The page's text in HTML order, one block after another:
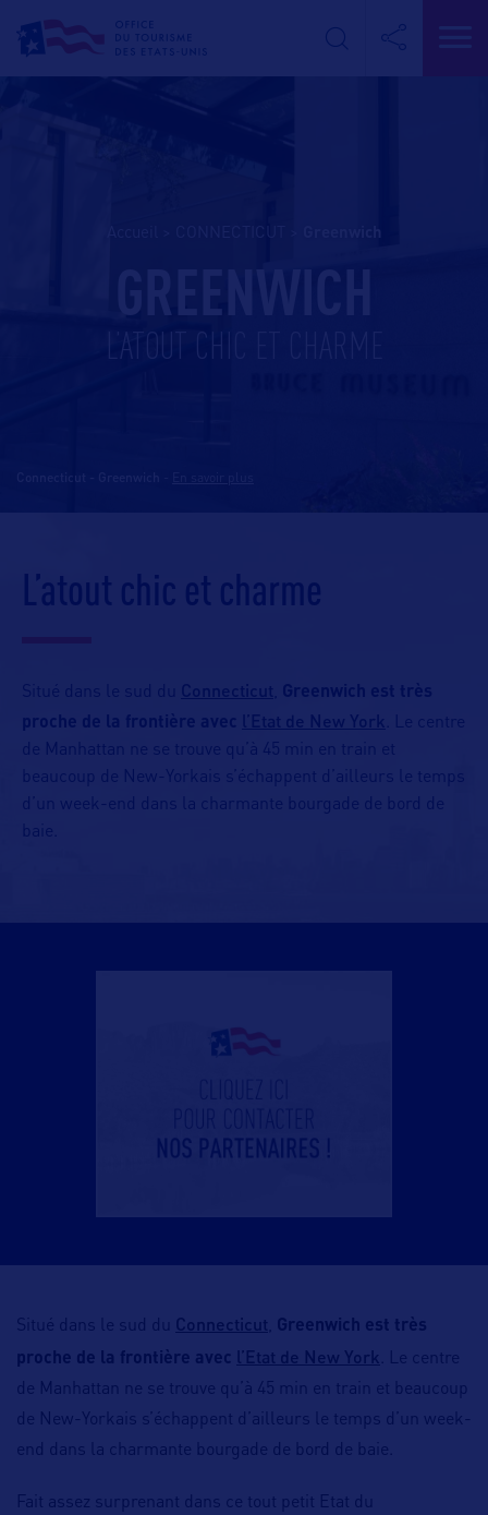
greenwich
GREENWICH
L’ATOUT CHIC ET CHARME
L’atout chic et charme
Greenwich est très
proche de la frontière avec
l’Etat de New York
. Le centre
de Manhattan ne se trouve qu’à 45 min en train et
beaucoup de New-Yorkais s’échappent d’ailleurs le temps
d’un week-end dans la charmante bourgade de bord de
baie.
Situé dans le sud du Connecticut
Greenwich est très
proche de la frontière avec l’Etat de New York
. Le centre
de Manhattan ne se trouve qu’à 45 min en train et beaucoup
de New-Yorkais s’échappent d’ailleurs le temps d’un week-
end dans la charmante bourgade de bord de baie.
Fait assez surprenant dans ce tout petit Etat du